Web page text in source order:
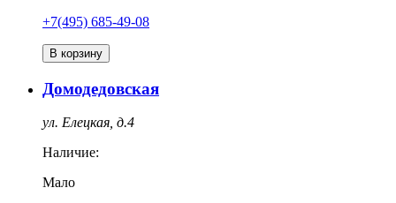
+7(495) 685-49-08
В корзину
Домодедовская
ул. Елецкая, д.4
Наличие:
Мало